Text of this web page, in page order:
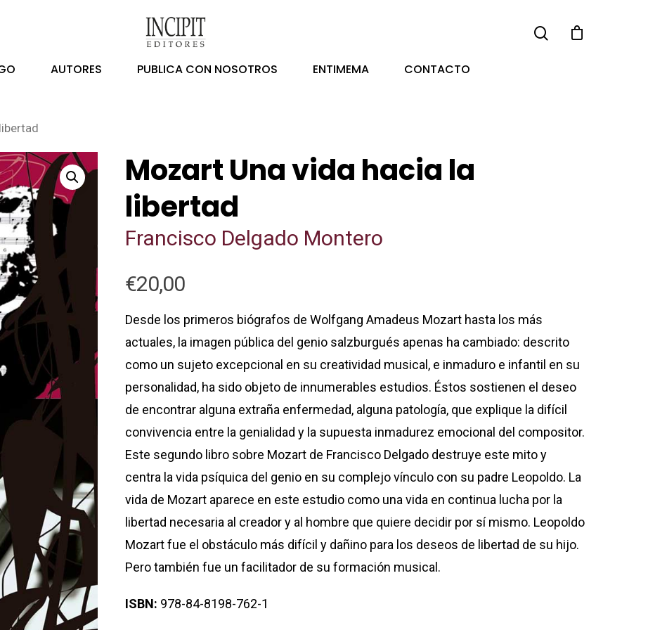
AUTORES PUBLICA CON NOSOTROS ENTIMEMA CONTACTO
Mozart Una vida hacia la
libertad
Francisco Delgado Montero
€20,00
Desde los primeros biógrafos de Wolfgang Amadeus Mozart hasta los más
actuales, la imagen pública del genio salzburgués apenas ha cambiado: descrito
como un sujeto excepcional en su creatividad musical, e inmaduro e infantil en su
personalidad, ha sido objeto de innumerables estudios. Éstos sostienen el deseo
de encontrar alguna extraña enfermedad, alguna patología, que explique la difícil
convivencia entre la genialidad y la supuesta inmadurez emocional del compositor.
Este segundo libro sobre Mozart de Francisco Delgado destruye este mito y
centra la vida psíquica del genio en su complejo vínculo con su padre Leopoldo. La
vida de Mozart aparece en este estudio como una vida en continua lucha por la
libertad necesaria al creador y al hombre que quiere decidir por sí mismo. Leopoldo
Mozart fue el obstáculo más difícil y dañino para los deseos de libertad de su hijo.
Pero también fue un facilitador de su formación musical.
ISBN: 978-84-8198-762-1